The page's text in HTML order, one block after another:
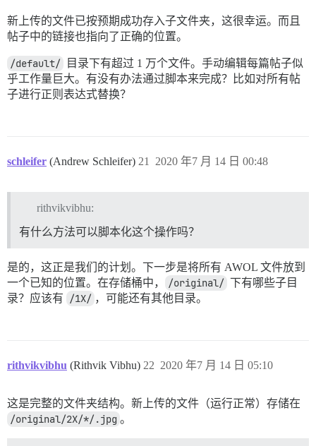
新上传的文件已按预期成功存入子文件夹，这很幸运。而且
帖子中的链接也指向了正确的位置。
/default/
目录下有超过 1 万个文件。手动编辑每篇帖子似
乎工作量巨大。有没有办法通过脚本来完成？比如对所有帖
子进行正则表达式替换？
schleifer (Andrew Schleifer) 2020 年7 月 14 日 00:48
21
rithvikvibhu:
有什么方法可以脚本化这个操作吗？
是的，这正是我们的计划。下一步是将所有 AWOL 文件放到
一个已知的位置。在存储桶中，
/original/
下有哪些子目
录？应该有
/1X/ ，可能还有其他目录。
rithvikvibhu (Rithvik Vibhu) 2020 年7 月 14 日 05:10
22
这是完整的文件夹结构。新上传的文件（运行正常）存储在
/original/2X/*/.jpg 。